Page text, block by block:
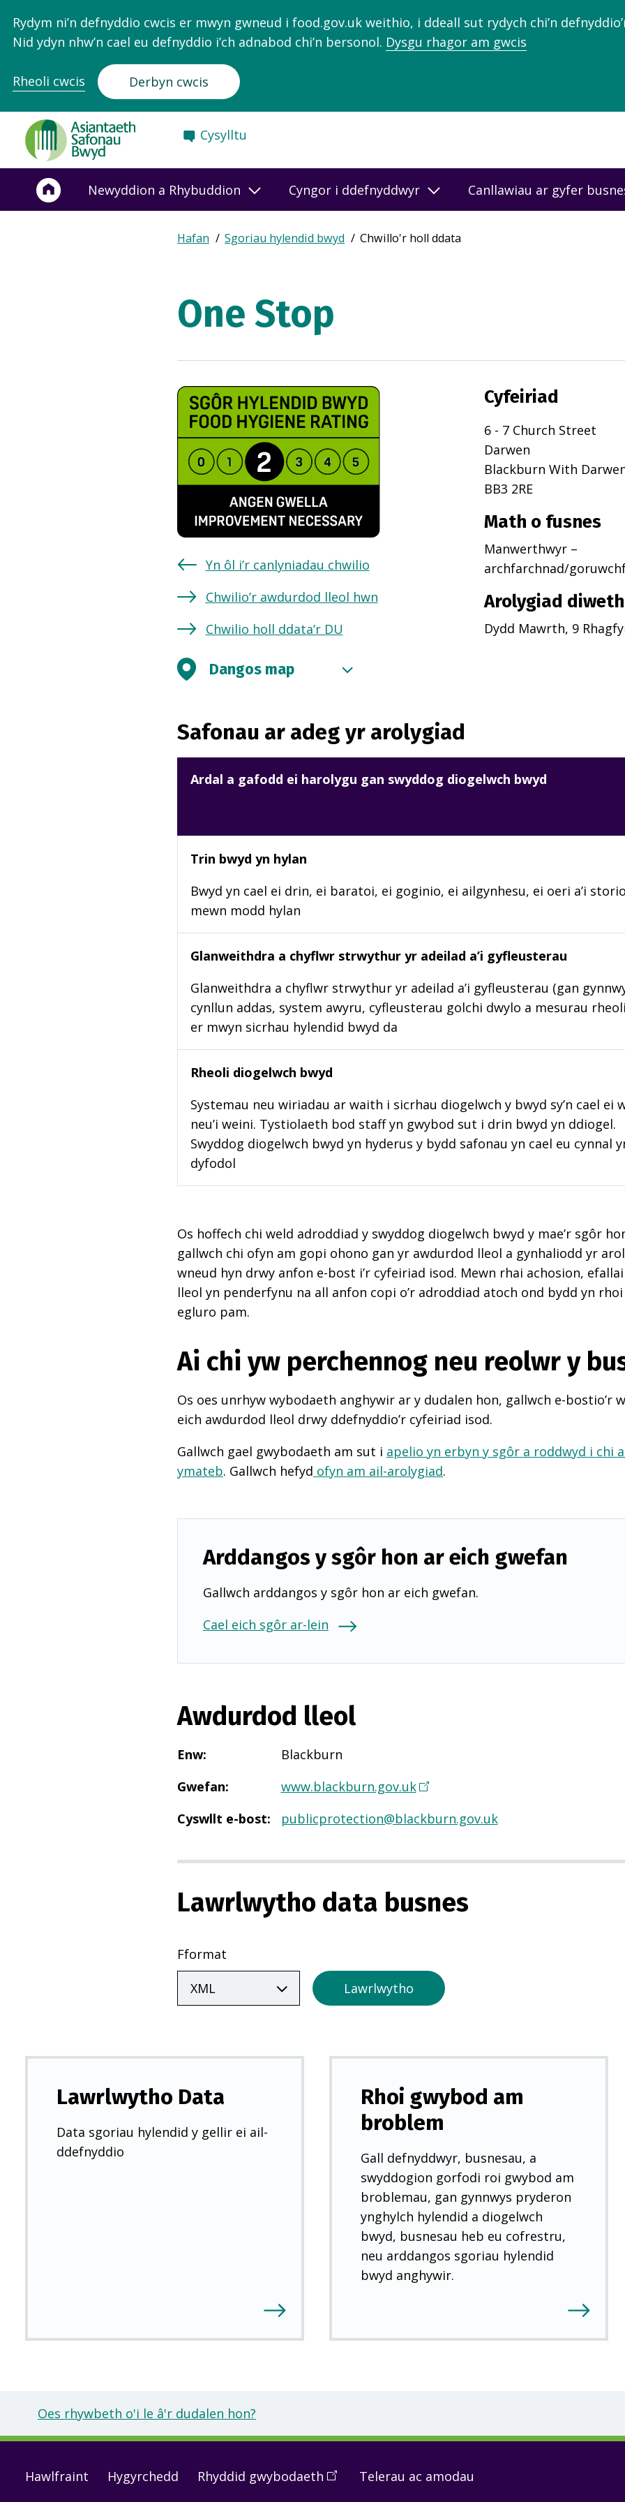
Rydym ni’n defnyddio cwcis er mwyn gwneud i food.gov.uk weithio, i ddeall sut rydych chi’n
Nid ydyn nhw’n cael eu defnyddio i’ch adnabod chi’n bersonol. Dysgu rhagor am gwcis
Rheoli cwcis Derbyn cwcis
Food
Standards
Agency
Frontpage
Cysylltu
Newyddion a Rhybuddion Cyngor i ddefnyddwyr Canllawiau ar gyfer
Breadcrumb
Expand
breadcrumb
Hafan Sgoriau hylendid bwyd Chwillo'r holl ddata
One Stop
Yn ôl i’r canlyniadau chwilio
Chwilio’r awdurdod lleol hwn
Chwilio holl ddata’r DU
Cyfeiriad
6 - 7 Church Street
Darwen
Blackburn With
BB3 2RE
Math o fusnes
Manwerthwyr –
archfarchnad/
Arolygiad
Dydd Mawrth, 9
Dangos map
Safonau ar adeg yr arolygiad
Ardal a gafodd ei harolygu gan swyddog diogelwch bwyd
Trin bwyd yn hylan
Bwyd yn cael ei drin, ei baratoi, ei goginio, ei ailgynhesu, ei oeri a’i storio
mewn modd hylan
Glanweithdra a chyflwr strwythur yr adeilad a’i gyfleusterau
Glanweithdra a chyflwr strwythur yr adeilad a’i gyfleusterau (gan
cynllun addas, system awyru, cyfleusterau golchi dwylo a mesurau
er mwyn sicrhau hylendid bwyd da
Rheoli diogelwch bwyd
Systemau neu wiriadau ar waith i sicrhau diogelwch y bwyd sy’n cael ei
neu’i weini. Tystiolaeth bod staff yn gwybod sut i drin bwyd yn ddiogel.
Swyddog diogelwch bwyd yn hyderus y bydd safonau yn cael eu cynnal
dyfodol
Os hoffech chi weld adroddiad y swyddog diogelwch bwyd y mae’r sgôr
gallwch chi ofyn am gopi ohono gan yr awdurdod lleol a gynhaliodd yr
wneud hyn drwy anfon e-bost i’r cyfeiriad isod. Mewn rhai achosion,
lleol yn penderfynu na all anfon copi o’r adroddiad atoch ond bydd yn
egluro pam.
Ai chi yw perchennog neu reolwr y
Os oes unrhyw wybodaeth anghywir ar y dudalen hon, gallwch e-bostio’r
eich awdurdod lleol drwy ddefnyddio’r cyfeiriad isod.
Gallwch gael gwybodaeth am sut i apelio yn erbyn y sgôr a roddwyd i chi
ymateb. Gallwch hefyd ofyn am ail-arolygiad.
Arddangos y sgôr hon ar eich gwefan
Gallwch arddangos y sgôr hon ar eich gwefan.
Cael eich sgôr ar-lein
Awdurdod lleol
Enw:
Blackburn
Gwefan: www.blackburn.gov.uk(
n
g
r
n
w
y
d
)
Cyswllt e-bost: publicprotection@blackburn.gov.uk
Lawrlwytho data busnes
Fformat
Lawrlwytho
Lawrlwytho Data
Data sgoriau hylendid y gellir ei ail-
ddefnyddio
Rhoi gwybod am
broblem
Gall defnyddwyr, busnesau, a
swyddogion gorfodi roi gwybod am
broblemau, gan gynnwys pryderon
ynghylch hylendid a diogelwch
bwyd, busnesau heb eu cofrestru,
neu arddangos sgoriau hylendid
bwyd anghywir.
Oes rhywbeth o'i le â'r dudalen hon?
Footer
Hawlfraint Hygyrchedd Rhyddid gwybodaeth (OpenTelerau ac amodau